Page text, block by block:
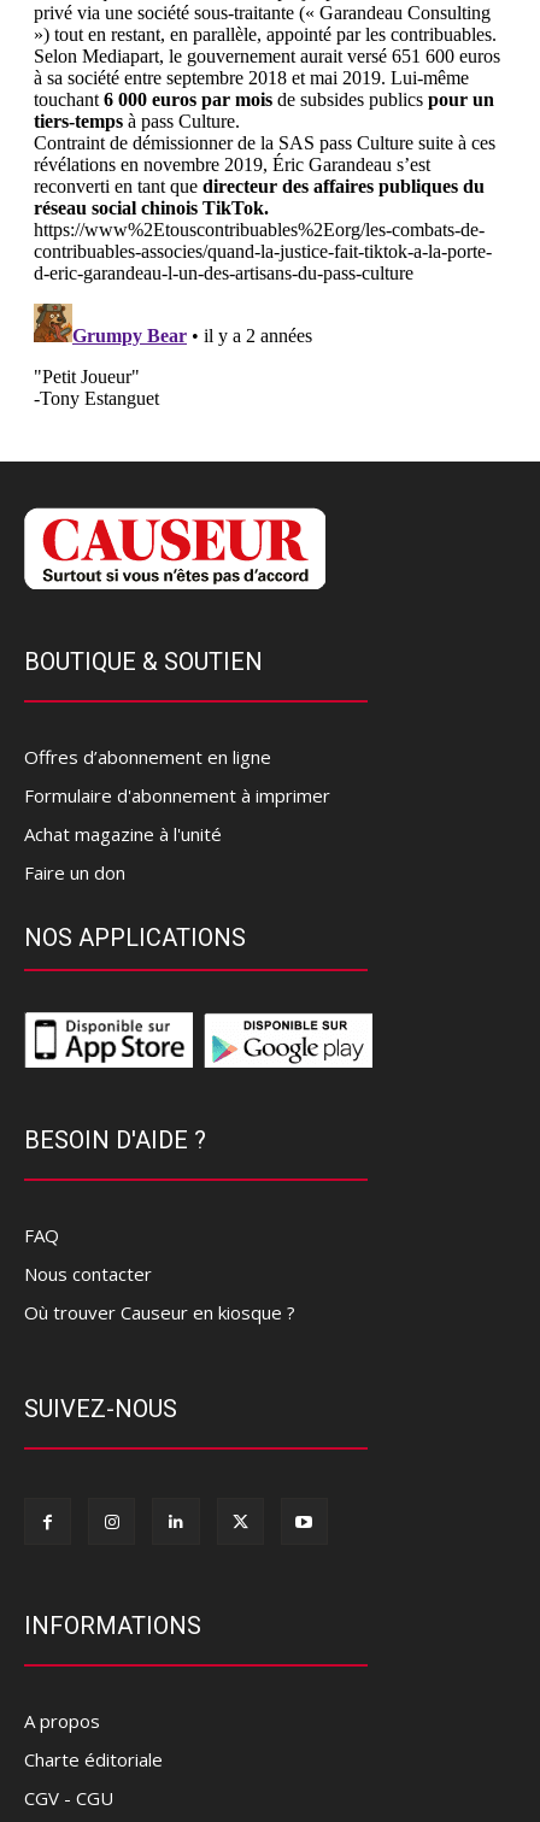
BOUTIQUE & SOUTIEN
Offres d’abonnement en ligne
Formulaire d'abonnement à imprimer
Achat magazine à l'unité
Faire un don
NOS APPLICATIONS
BESOIN D'AIDE ?
FAQ
Nous contacter
Où trouver Causeur en kiosque ?
SUIVEZ-NOUS
INFORMATIONS
A propos
Charte éditoriale
CGV - CGU